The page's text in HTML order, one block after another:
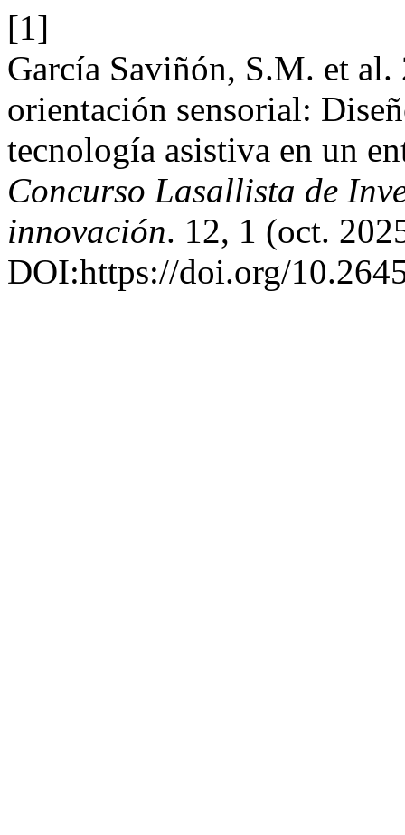
[1]
García Saviñón, S.M. et
orientación sensorial:
tecnología asistiva en un
Concurso Lasallista de
innovación. 12, 1 (oct.
DOI:https://doi.org/